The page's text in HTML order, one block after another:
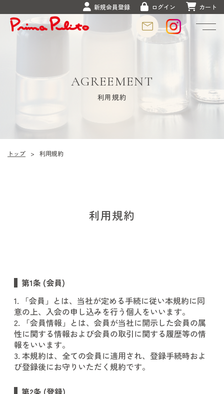
新規会員登録 ログイン カート
AGREEMENT
利用規約
トップ > 利用規約
利用規約
第1条 (会員)
1. 「会員」とは、当社が定める手続に従い本規約に同
意の上、入会の申し込みを行う個人をいいます。
2. 「会員情報」とは、会員が当社に開示した会員の属
性に関する情報および会員の取引に関する履歴等の情
報をいいます。
3. 本規約は、全ての会員に適用され、登録手続時およ
び登録後にお守りいただく規約です。
第2条 (登録)